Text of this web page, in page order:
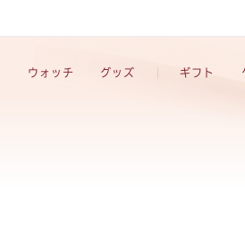
ウォッチ グッズ ギフト